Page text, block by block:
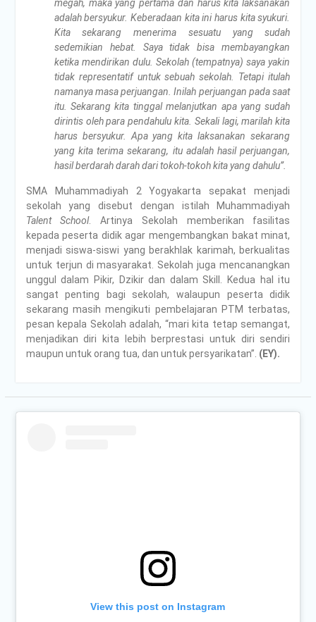
megah, maka yang pertama dan harus kita laksanakan
adalah bersyukur. Keberadaan kita ini harus kita syukuri.
Kita sekarang menerima sesuatu yang sudah
sedemikian hebat. Saya tidak bisa membayangkan
ketika mendirikan dulu. Sekolah (tempatnya) saya yakin
tidak representatif untuk sebuah sekolah. Tetapi itulah
namanya masa perjuangan. Inilah perjuangan pada saat
itu. Sekarang kita tinggal melanjutkan apa yang sudah
dirintis oleh para pendahulu kita. Sekali lagi, marilah kita
harus bersyukur. Apa yang kita laksanakan sekarang
yang kita terima sekarang, itu adalah hasil perjuangan,
hasil berdarah darah dari tokoh-tokoh kita yang dahulu”.
SMA Muhammadiyah 2 Yogyakarta sepakat menjadi
sekolah yang disebut dengan istilah Muhammadiyah
Talent School. Artinya Sekolah memberikan fasilitas
kepada peserta didik agar mengembangkan bakat minat,
menjadi siswa-siswi yang berakhlak karimah, berkualitas
untuk terjun di masyarakat. Sekolah juga mencanangkan
unggul dalam Pikir, Dzikir dan dalam Skill. Kedua hal itu
sangat penting bagi sekolah, walaupun peserta didik
sekarang masih mengikuti pembelajaran PTM terbatas,
pesan kepala Sekolah adalah, “mari kita tetap semangat,
menjadikan diri kita lebih berprestasi untuk diri sendiri
maupun untuk orang tua, dan untuk persyarikatan”. (EY).
View this post on Instagram